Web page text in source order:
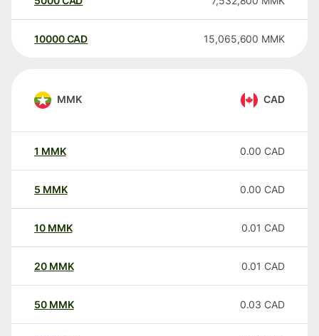
10000 CAD 15,065,600 MMK
MMK CAD
1 MMK 0.00 CAD
5 MMK 0.00 CAD
10 MMK 0.01 CAD
20 MMK 0.01 CAD
50 MMK 0.03 CAD